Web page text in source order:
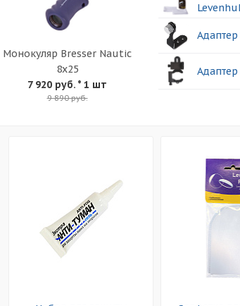
Монокуляр Bresser Nautic
8x25
7 920 руб. * 1 шт
9 890 руб.